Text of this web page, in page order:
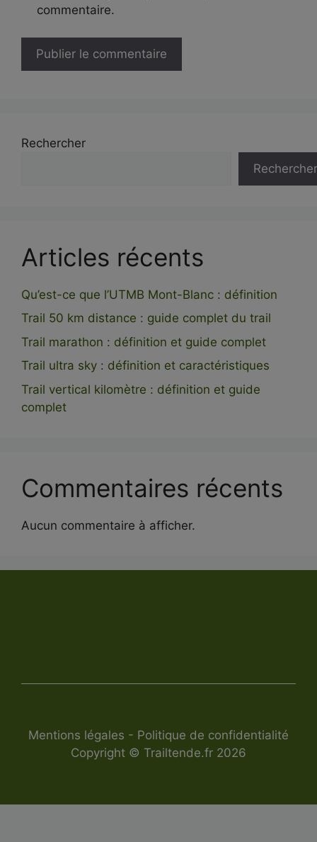
commentaire.
Rechercher
Rechercher
Articles récents
Qu’est-ce que l’UTMB Mont-Blanc : définition
Trail 50 km distance : guide complet du trail
Trail marathon : définition et guide complet
Trail ultra sky : définition et caractéristiques
Trail vertical kilomètre : définition et guide
complet
Commentaires récents
Aucun commentaire à afficher.
Copyright © Trailtende.fr 2026
Mentions légales - Politique de confidentialité